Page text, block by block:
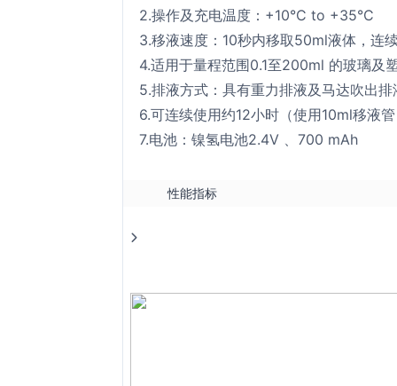
2.操作及充电温度：+10°C to +35°C
3.移液速度：10秒内移取50ml液体，连
4.适用于量程范围0.1至200ml 的玻璃及
5.排液方式：具有重力排液及马达吹出排
6.可连续使用约12小时（使用10ml移液
7.电池：镍氢电池2.4V 、700 mAh
性能指标